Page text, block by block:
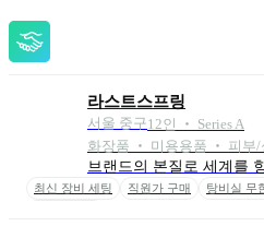
라스트스프링
서울 중구12인 ‧ Series A
화장품 ‧ 미용용품 ‧ 피부/
브랜드의 본질로 세계를
최신 장비 세팅 직원가 구매 탕비실 무